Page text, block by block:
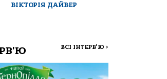
ВІКТОРІЯ ДАЙВЕР
ВСІ ІНТЕРВ'Ю >